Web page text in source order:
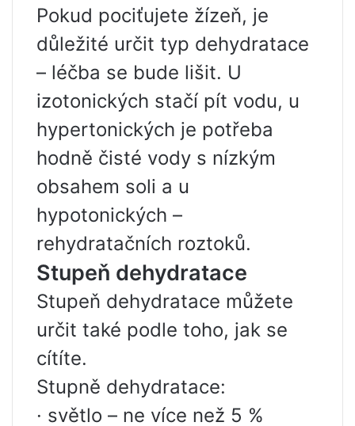
Pokud pociťujete žízeň, je
důležité určit typ dehydratace
– léčba se bude lišit. U
izotonických stačí pít vodu, u
hypertonických je potřeba
hodně čisté vody s nízkým
obsahem soli a u
hypotonických –
rehydratačních roztoků.
Stupeň dehydratace
Stupeň dehydratace můžete
určit také podle toho, jak se
cítíte.
Stupně dehydratace:
· světlo – ne více než 5 %